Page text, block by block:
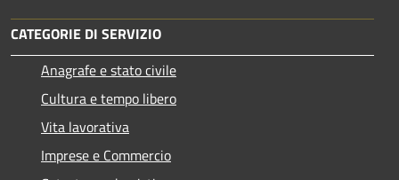
CATEGORIE DI SERVIZIO
Anagrafe e stato civile
Cultura e tempo libero
Vita lavorativa
Imprese e Commercio